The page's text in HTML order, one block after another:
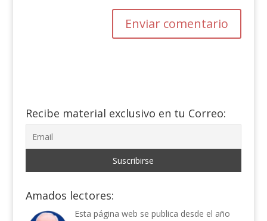
Recibe material exclusivo en tu Correo:
Amados lectores:
Esta página web se publica desde el año